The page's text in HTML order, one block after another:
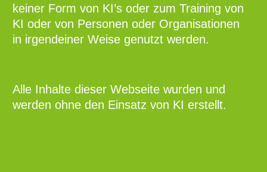
keiner Form von KI’s oder zum Training von
KI oder von Personen oder Organisationen
in irgendeiner Weise genutzt werden.
Alle Inhalte dieser Webseite wurden und
werden ohne den Einsatz von KI erstellt.